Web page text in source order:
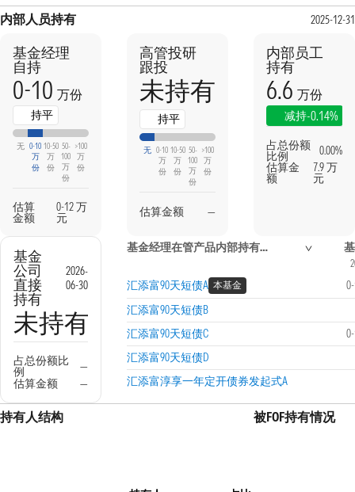
内部人员持有 2025-12-31
基金经理
自持
0-10 万份
持平
无 0-10
万
份
10-50
万
份
50-
100
万
份
>100
万
份
估算
金额
0-12 万
元
高管投研
跟投
未持有
持平
无 0-10
万
份
10-50
万
份
50-
100
万
份
>100
万
份
估算金额 —
内部员工
持有
6.6 万份
减持-0.14%
占总份额
比例
0.00%
估算金
额
7.9 万
元
基金
公司
直接
持有
2026-
06-30
未持有
占总份额比
例
—
估算金额
—
基金经理在管产品内部持有信息
汇添富90天短债A 本基金
汇添富90天短债B
汇添富90天短债C
汇添富90天短债D
汇添富淳享一年定开债券发起式A
持有人结构 被FOF持有情况